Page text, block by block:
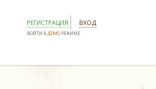
РЕГИСТРАЦИЯ ВХОД
ВОЙТИ ВДЕМО РЕЖИМЕ